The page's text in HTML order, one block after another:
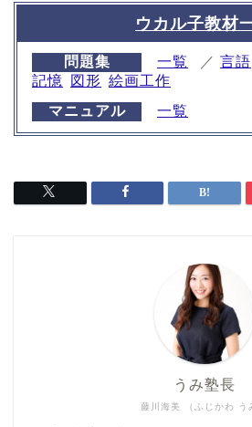
ウカル子教材
問題集 一覧 ／ 言語
記憶
図形 絵画工作
マニュアル
一覧
藤川海美 （ふじかわ う
うみ塾長